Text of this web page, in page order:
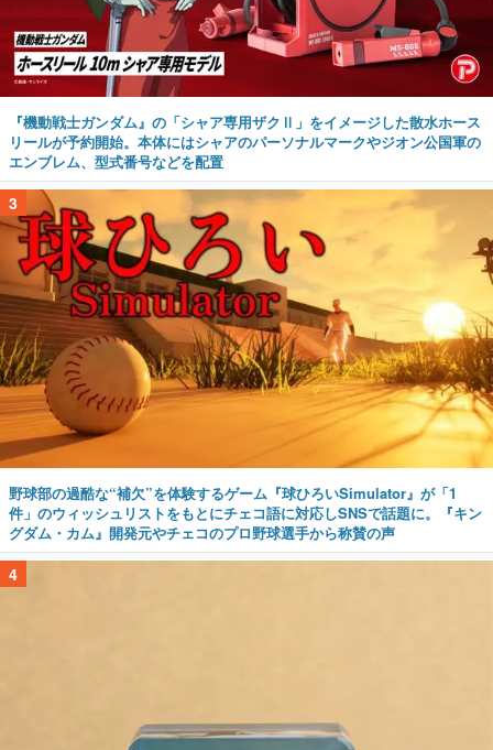
『機動戦士ガンダム』の「シャア専用ザクⅡ」をイメージした散水ホース
リールが予約開始。本体にはシャアのパーソナルマークやジオン公国軍の
エンブレム、型式番号などを配置
3
野球部の過酷な“補欠”を体験するゲーム『球ひろいSimulator』が「1
件」のウィッシュリストをもとにチェコ語に対応しSNSで話題に。『キン
グダム・カム』開発元やチェコのプロ野球選手から称賛の声
4